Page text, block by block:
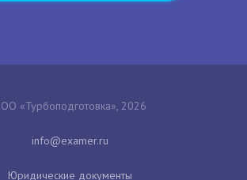
«Турбоподготовка», 2026
Юридические документы